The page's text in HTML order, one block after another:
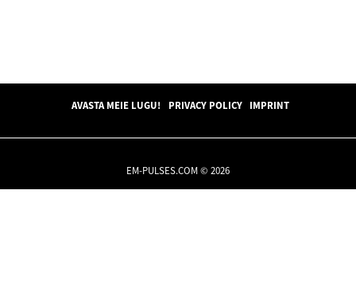
AVASTA MEIE LUGU! PRIVACY POLICY IMPRINT
EM-PULSES.COM © 2026